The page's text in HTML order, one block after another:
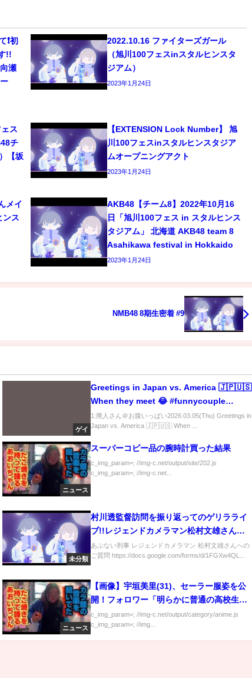
❗️初
!!
瀬
2022.10.16 ファイターズガール
（旭川100フェスinスタルヒンスタ
ジアム）
2023年1月24日
ス
チ
【坂
【EXTENSION Lock Number】 旭
川100フェスinスタルヒンスタジア
ムオープニングアクト
2023年1月24日
メイ
ンス
AKB48【チーム8】2022年10月16
日「旭川100フェス in スタルヒンス
タジアム」 北海道 AKB48 team 8
Asahikawa festival in Hokkaido
2023年1月24日
NMB48 8期生密着 #9
ゲイ
Greetings in Japan vs. America 🇯🇵🇺🇸
When they meet 😂 #funnycouple
#funny #couplegoals #カップル #同性カ
ップル
1:廃人さん＠お腹いっぱい2026.03.05(Thu) Greetings in
Japan vs. America 🇯🇵🇺🇸 When ...
ニュース
スーパーコピー品の腕時計買った結果
c_img_param=; //img-c.net/output/site/202.js
c_img_param=; //img-c.net...
未分類
村川透監督訪問を振り返ってのゲリラライ
ブ!!レジェンドカメラマン松村文雄さんへ
のご質問を概要欄からお寄せください!!
あぶない刑事 レジェンドカメラマン 松村文雄さんへの
ご質問 https://docs.google.com/forms/d/1FGXw4QL...
ニュース
【画像】宇垣美里(31)、セーラー服姿を公
開！フォロワー「明らかに普通の高校生よ
り可愛い」
c_img_param=; //img-c.net/output/category/anime.js
c_img_param=; //img...